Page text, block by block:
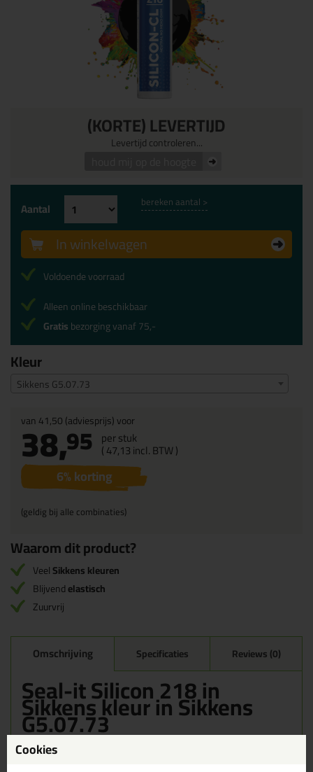
(KORTE) LEVERTIJD
Levertijd controleren...
Kleur
Sikkens G5.07.73
van41,50(adviesprijs) voor
38,95 per stuk
(47,13incl. BTW )
6% korting
(geldig bij alle combinaties)
Aantal bereken aantal >
In winkelwagen
Voldoende voorraad
Alleen online beschikbaar
Gratisbezorging vanaf 75,-
Waarom dit product?
VeelSikkens kleuren
Blijvendelastisch
Zuurvrij
Omschrijving Specificaties Reviews (0)
Seal-it Silicon 218 in
Sikkens kleur in Sikkens
G5.07.73
Bestel de Seal-it Silicon 218 in Sikkens kleur in Sikkens G5.07.73
vandaag nog! Vandaag besteld = morgen in huis.
Cookies